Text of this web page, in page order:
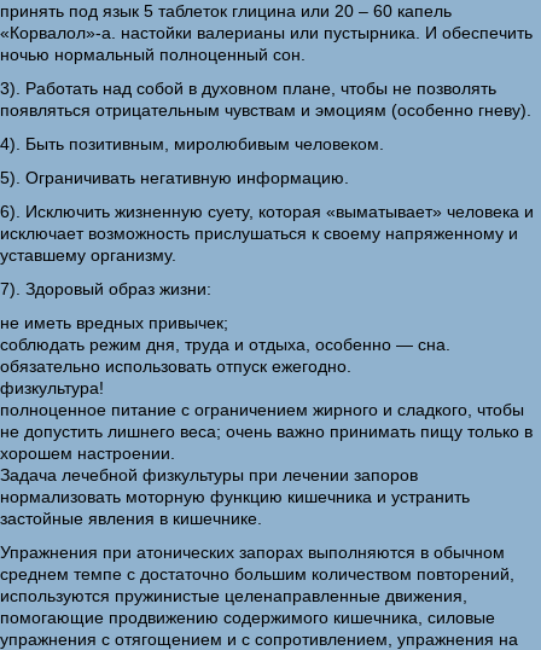
принять под язык 5 таблеток глицина или 20 – 60 капель
«Корвалол»-а. настойки валерианы или пустырника. И обеспечить
ночью нормальный полноценный сон.
3). Работать над собой в духовном плане, чтобы не позволять
появляться отрицательным чувствам и эмоциям (особенно гневу).
4). Быть позитивным, миролюбивым человеком.
5). Ограничивать негативную информацию.
6). Исключить жизненную суету, которая «выматывает» человека и
исключает возможность прислушаться к своему напряженному и
уставшему организму.
7). Здоровый образ жизни:
не иметь вредных привычек;
соблюдать режим дня, труда и отдыха, особенно — сна.
обязательно использовать отпуск ежегодно.
физкультура!
полноценное питание с ограничением жирного и сладкого, чтобы
не допустить лишнего веса; очень важно принимать пищу только в
хорошем настроении.
Задача лечебной физкультуры при лечении запоров
нормализовать моторную функцию кишечника и устранить
застойные явления в кишечнике.
Упражнения при атонических запорах выполняются в обычном
среднем темпе с достаточно большим количеством повторений,
используются пружинистые целенаправленные движения,
помогающие продвижению содержимого кишечника, силовые
упражнения с отягощением и с сопротивлением, упражнения на